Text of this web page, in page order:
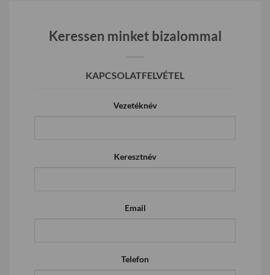
Keressen minket bizalommal
KAPCSOLATFELVÉTEL
Vezetéknév
Keresztnév
Email
Telefon